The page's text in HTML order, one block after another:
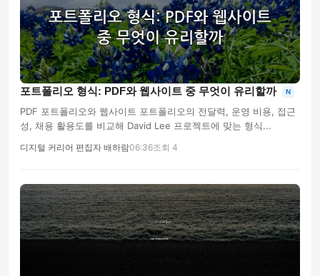
포트폴리오 형식: PDF와 웹사이트 중 무엇이 유리할까 N
PDF 포트폴리오와 웹사이트 포트폴리오의 전달력, 운영 비용, 접근
성, 채용 활용도를 비교해 David Lee 프로젝트에 맞는 형식...
디지털 커리어 편집자 배하람06:36조회 4